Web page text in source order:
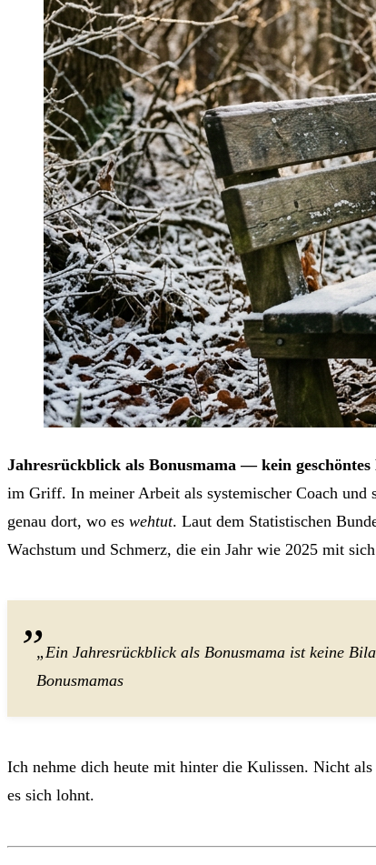
Jahresrückblick als Bonusmama — kein
im Griff. In meiner Arbeit als systemischer Coach und
genau dort, wo es wehtut. Laut dem Statistischen
Wachstum und Schmerz, die ein Jahr wie 2025 mit
„Ein Jahresrückblick als Bonusmama ist keine
Bonusmamas
Ich nehme dich heute mit hinter die Kulissen. Nicht
es sich lohnt.